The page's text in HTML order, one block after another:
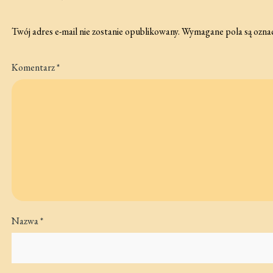
Twój adres e-mail nie zostanie opublikowany.Wymagane pola są
Komentarz*
Nazwa*